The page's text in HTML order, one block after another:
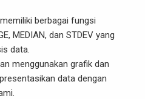
berbagai fungsi
MEDIAN, dan STDEV yang
data.
menggunakan grafik dan
data dengan